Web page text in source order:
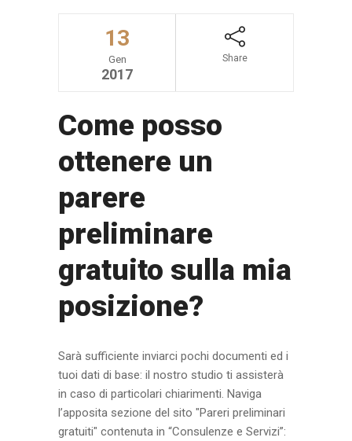
13
Gen
2017
Share
Come posso
ottenere un
parere
preliminare
gratuito sulla mia
posizione?
Sarà sufficiente inviarci pochi documenti ed i
tuoi dati di base: il nostro studio ti assisterà
in caso di particolari chiarimenti. Naviga
l’apposita sezione del sito "Pareri preliminari
gratuiti" contenuta in “Consulenze e Servizi”: